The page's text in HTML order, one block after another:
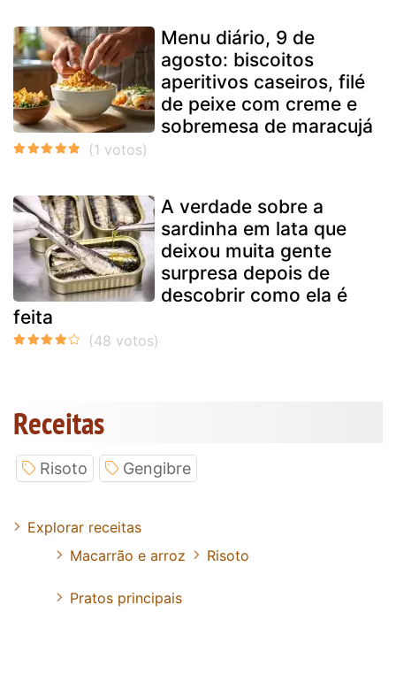
Menu diário, 9 de
agosto: biscoitos
aperitivos caseiros, filé
de peixe com creme e
sobremesa de maracujá
A verdade sobre a
sardinha em lata que
deixou muita gente
surpresa depois de
descobrir como ela é
feita
Receitas
Risoto Gengibre
Explorar receitas
Macarrão e arroz
Risoto
Pratos principais